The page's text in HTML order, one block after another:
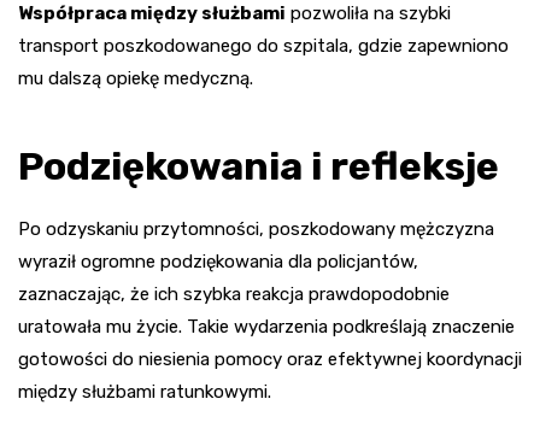
Współpraca między służbami pozwoliła na szybki
transport poszkodowanego do szpitala, gdzie zapewniono
mu dalszą opiekę medyczną.
Podziękowania i refleksje
Po odzyskaniu przytomności, poszkodowany mężczyzna
wyraził ogromne podziękowania dla policjantów,
zaznaczając, że ich szybka reakcja prawdopodobnie
uratowała mu życie. Takie wydarzenia podkreślają znaczenie
gotowości do niesienia pomocy oraz efektywnej koordynacji
między służbami ratunkowymi.